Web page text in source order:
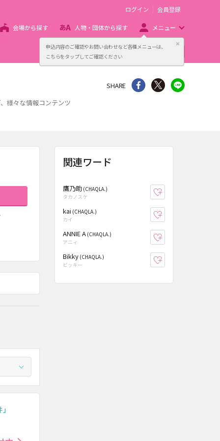
申込内容のご確認やお問い合わせなど各種メニューは、
こちらをタップしてご確認ください
閉じる
ログイン 会員登録
会場から探す 人物・団体から探す メニュー
主催者向け販売サービス
様々な情報コンテンツ
SHARE シェア Twitter
関連ワード
鷹乃助 (CHAQLA.)
タカノスケ
kai (CHAQLA.)
カイ
ANNIE A (CHAQLA.)
アニィ
Bikky (CHAQLA.)
ビッキー